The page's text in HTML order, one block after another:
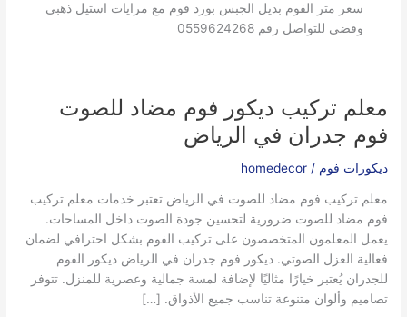
سعر متر الفوم بديل الجبس بورد فوم مع مرايات استيل ذهبي
وفضي للتواصل رقم 0559624268
معلم تركيب ديكور فوم مضاد للصوت
فوم جدران في الرياض
ديكورات فوم /
homedecor
معلم تركيب فوم مضاد للصوت في الرياض تعتبر خدمات معلم تركيب
فوم مضاد للصوت ضرورية لتحسين جودة الصوت داخل المساحات.
يعمل المعلمون المتخصصون على تركيب الفوم بشكل احترافي لضمان
فعالية العزل الصوتي. ديكور فوم جدران في الرياض ديكور الفوم
للجدران يُعتبر خيارًا مثاليًا لإضافة لمسة جمالية وعصرية للمنزل. تتوفر
تصاميم وألوان متنوعة تناسب جميع الأذواق. […]
معلم
ديكور
فوم
للصوت
فوم
جدران
في
الرياض